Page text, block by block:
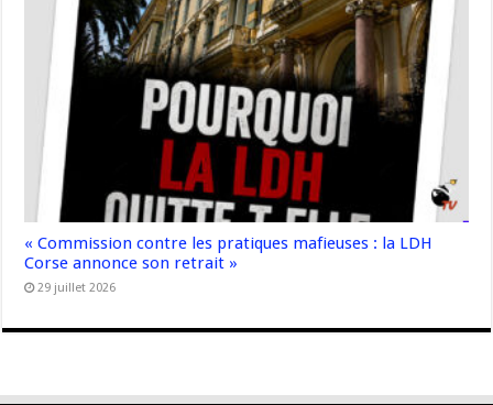
« Commission contre les pratiques mafieuses : la LDH
Corse annonce son retrait »
29 juillet 2026